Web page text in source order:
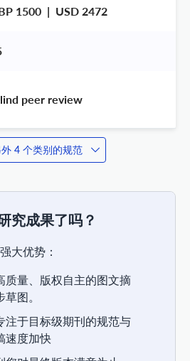
1500  |  USD 2472
peer review
4 个类别的规范
究成果了吗？
大优势：
质量、版权自主的图文摘
图。
注于目标级期刊的规范与
速度加快